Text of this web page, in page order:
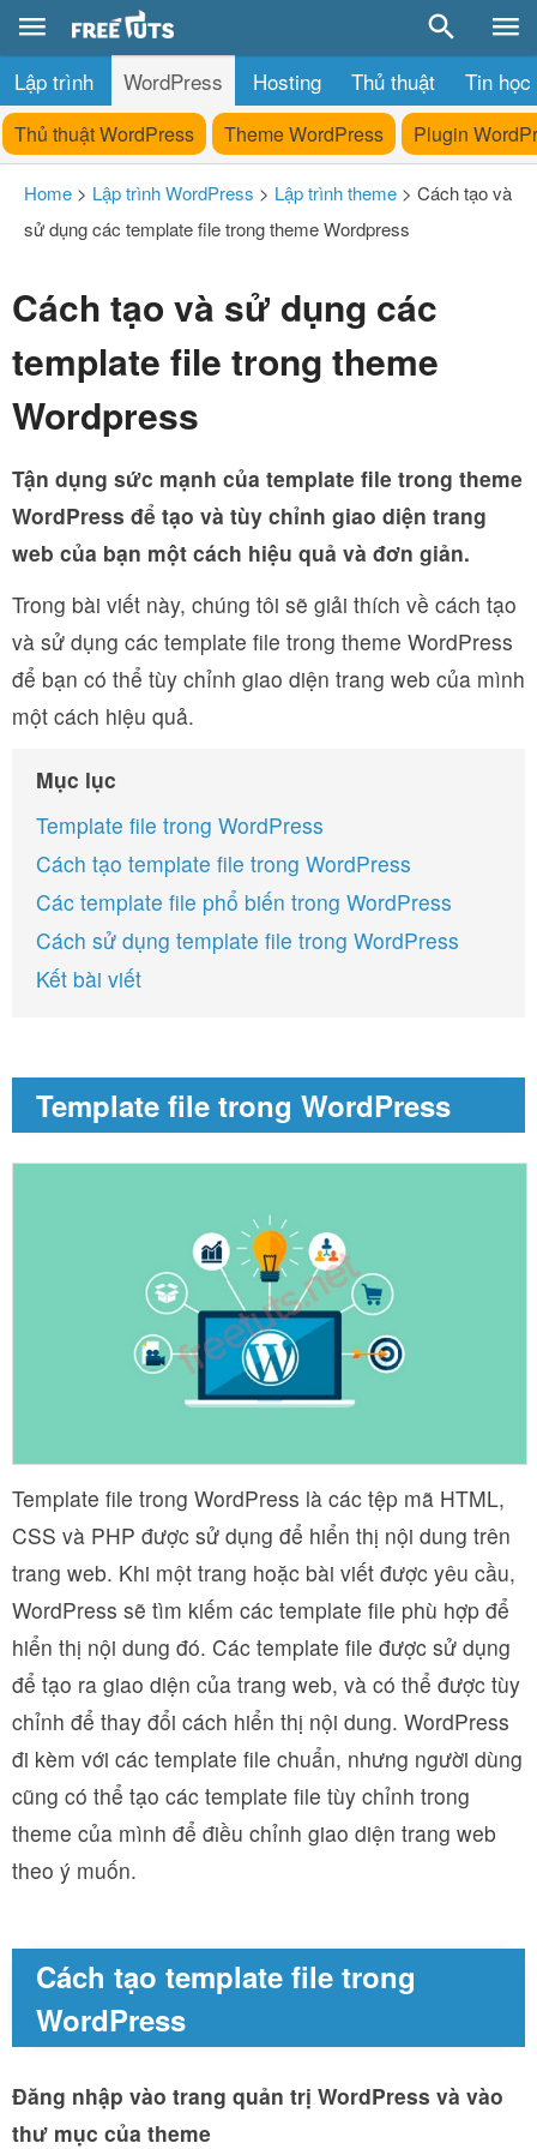
Lập trình WordPress Hosting Thủ thuật Tin học
Thủ thuật WordPress Theme WordPress Plugin
Home > Lập trình WordPress > Lập trình theme > Cách tạo và
sử dụng các template file trong theme Wordpress
Cách tạo và sử dụng các
template file trong theme
Wordpress
Tận dụng sức mạnh của template file trong theme
WordPress để tạo và tùy chỉnh giao diện trang
web của bạn một cách hiệu quả và đơn giản.
Trong bài viết này, chúng tôi sẽ giải thích về cách tạo
và sử dụng các template file trong theme WordPress
để bạn có thể tùy chỉnh giao diện trang web của mình
một cách hiệu quả.
Mục lục
Template file trong WordPress
Cách tạo template file trong WordPress
Các template file phổ biến trong WordPress
Cách sử dụng template file trong WordPress
Kết bài viết
Template file trong WordPress
Template file trong WordPress là các tệp mã HTML,
CSS và PHP được sử dụng để hiển thị nội dung trên
trang web. Khi một trang hoặc bài viết được yêu cầu,
WordPress sẽ tìm kiếm các template file phù hợp để
hiển thị nội dung đó. Các template file được sử dụng
để tạo ra giao diện của trang web, và có thể được tùy
chỉnh để thay đổi cách hiển thị nội dung. WordPress
đi kèm với các template file chuẩn, nhưng người dùng
cũng có thể tạo các template file tùy chỉnh trong
theme của mình để điều chỉnh giao diện trang web
theo ý muốn.
Cách tạo template file trong
WordPress
Đăng nhập vào trang quản trị WordPress và vào
thư mục của theme